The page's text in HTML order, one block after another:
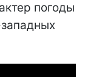
погоды